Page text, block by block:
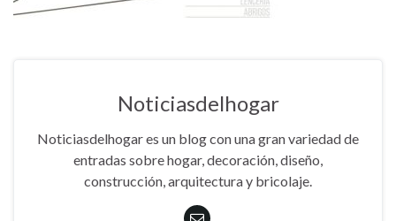
Noticiasdelhogar
Noticiasdelhogar es un blog con una gran variedad de
entradas sobre hogar, decoración, diseño,
construcción, arquitectura y bricolaje.